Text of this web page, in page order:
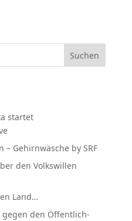
Suchen
startet
Gehirnwäsche by SRF
den Volkswillen
Land…
den Öffentlich-